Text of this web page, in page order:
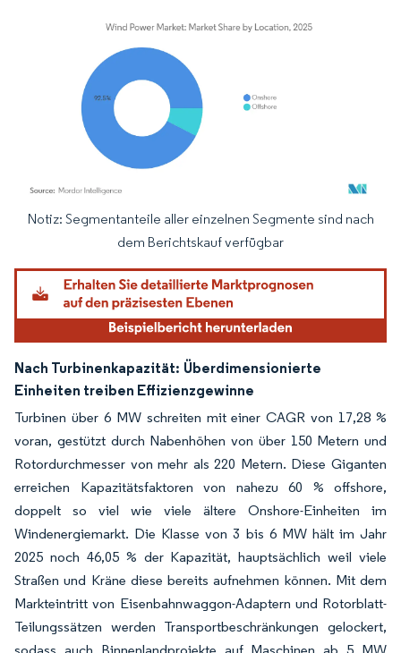
Bild © Mordor Intelligence. Wiederverwendung erfordert Namensnennung
Notiz: Segmentanteile aller einzelnen Segmente sind nach
dem Berichtskauf verfügbar
Nach Turbinenkapazität: Überdimensionierte
Einheiten treiben Effizienzgewinne
Turbinen über 6 MW schreiten mit einer CAGR von 17,28 %
voran, gestützt durch Nabenhöhen von über 150 Metern und
Rotordurchmesser von mehr als 220 Metern. Diese Giganten
erreichen Kapazitätsfaktoren von nahezu 60 % offshore,
doppelt so viel wie viele ältere Onshore-Einheiten im
Windenergiemarkt. Die Klasse von 3 bis 6 MW hält im Jahr
2025 noch 46,05 % der Kapazität, hauptsächlich weil viele
Straßen und Kräne diese bereits aufnehmen können. Mit dem
Markteintritt von Eisenbahnwaggon-Adaptern und Rotorblatt-
Teilungssätzen werden Transportbeschränkungen gelockert,